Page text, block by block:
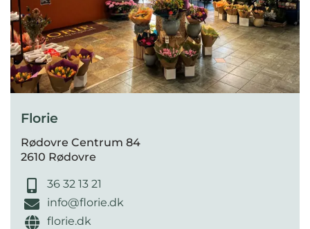
Florie
Rødovre Centrum 84
2610 Rødovre
36 32 13 21
info@florie.dk
florie.dk